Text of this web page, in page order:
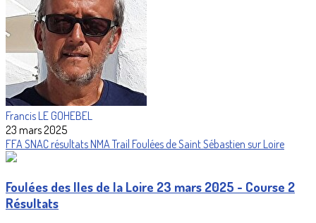
Francis LE GOHEBEL
23 mars 2025
FFASNACrésultatsNMATrail Foulées de Saint Sébastien sur Loire
Foulées des Iles de la Loire 23 mars 2025 - Course 2
Résultats